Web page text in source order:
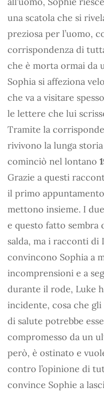
una scatola che si
preziosa per l’uomo,
corrispondenza di
che è morta ormai da
Sophia si affeziona
che va a visitare
le lettere che lui
Tramite la
rivivono la lunga
cominciò nel lontano
Grazie a questi
il primo
mettono insieme. I
e questo fatto sembra
salda, ma i racconti di
convincono Sophia a
incomprensioni e a
durante il rode, Luke
incidente, cosa che
di salute potrebbe
compromesso da un
però, è ostinato e
contro l’opinione di
convince Sophie a